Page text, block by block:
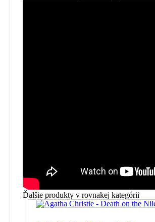
Ďalšie produkty v rovnakej kategórii